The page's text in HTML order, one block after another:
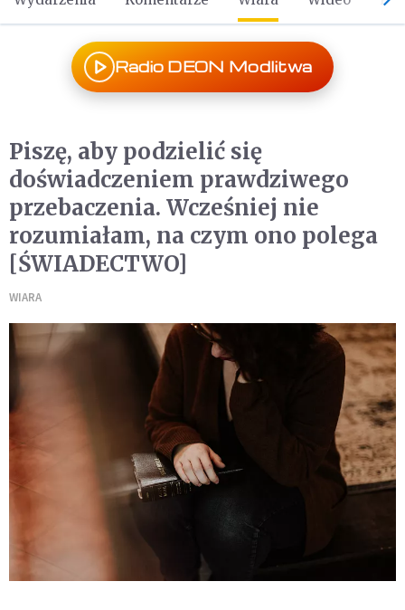
Radio DEON Modlitwa
Piszę, aby podzielić się
doświadczeniem prawdziwego
przebaczenia. Wcześniej nie
rozumiałam, na czym ono polega
[ŚWIADECTWO]
WIARA